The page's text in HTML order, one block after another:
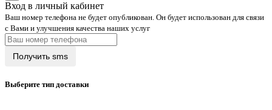
Вход в личный кабинет
Ваш номер телефона не будет опубликован. Он будет использован для связи
с Вами и улучшения качества наших услуг
Выберите тип доставки